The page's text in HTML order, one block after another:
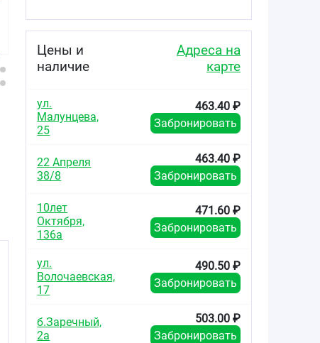
Вертекс
таблетки
покрытые
плёночной
оболочкой 10мг
Вертекс
таблетки
покрытые
плёночной
оболочкой 20мг
Цены и
наличие
Адреса на
карте
ул.
Малунцева,
25
463.40 ₽
Забронировать
22 Апреля
38/8
463.40 ₽
Забронировать
10лет
Октября,
136а
471.60 ₽
Забронировать
ул.
Волочаевская,
17
490.50 ₽
Забронировать
б.Заречный,
2а
503.00 ₽
Забронировать